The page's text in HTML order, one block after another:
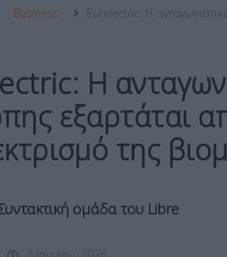
Business Eurelectric: Η
Η
εξαρτάται
της
ομάδα του Libre